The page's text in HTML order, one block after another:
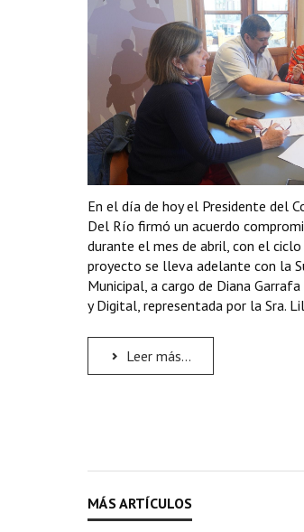
En el día de hoy el Presidente del
Del Río firmó un acuerdo
durante el mes de abril, con el ciclo
proyecto se lleva adelante con la
Municipal, a cargo de Diana
y Digital, representada por la Sra.
Leer más...